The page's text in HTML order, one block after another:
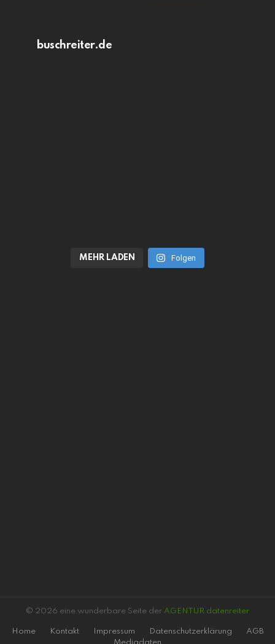
buschreiter.de
MEHR LADEN Folgen
© 2026 eine wunderbare Seite der AGENTUR datenreiter
Home Kontakt Impressum Datenschutzerklärung
AGB